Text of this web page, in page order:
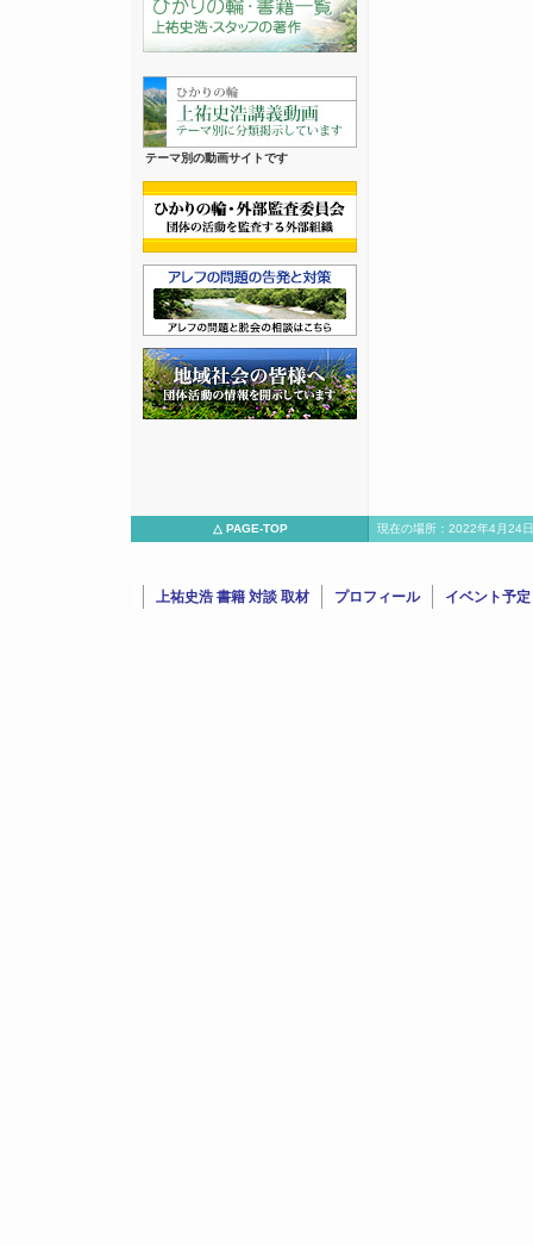
テーマ別の動画サイトです
△ PAGE-TOP
現在の場所：2022年4月24
上祐史浩 書籍 対談 取材 プロフィール イベント予定